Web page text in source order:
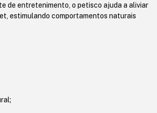
de entretenimento, o petisco ajuda a aliviar
estimulando comportamentos naturais